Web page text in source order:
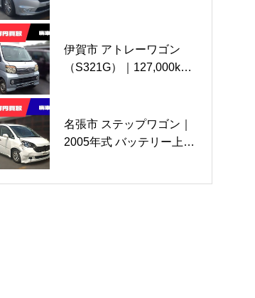
だきました
伊賀市 アトレーワゴン
（S321G）｜127,000km
きました
名張市 ステップワゴン｜
2005年式 バッテリー上が
伊賀市 Ｓ３８ハイゼッ
ト 鍵・書類なし｜
伊賀市 キャリートラッ
ク｜23,000km
伊勢市 ソリオバンディ
ッド ハイブリッド ｜
伊賀市 ソリオバンディッ
ト｜2013年式 90,000ｋｍ